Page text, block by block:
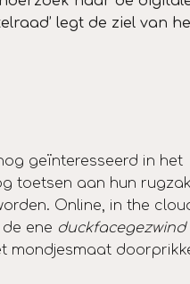
legt de ziel van
geïnteresseerd in het
toetsen aan hun rugzak
Online, in the
ene duckfacegezwind
mondjesmaat